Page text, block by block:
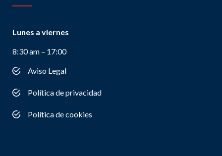
Lunes a viernes
8:30 am – 17:00
Aviso Legal
Política de privacidad
Política de cookies